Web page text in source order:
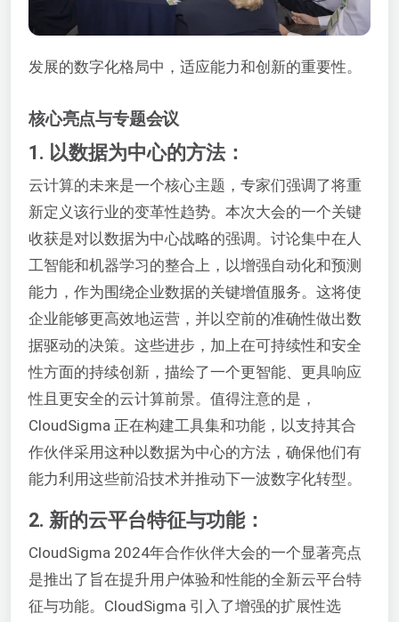
发展的数字化格局中，适应能力和创新的重要性。
核心亮点与专题会议
1. 以数据为中心的方法：
云计算的未来是一个核心主题，专家们强调了将重
新定义该行业的变革性趋势。本次大会的一个关键
收获是对以数据为中心战略的强调。讨论集中在人
工智能和机器学习的整合上，以增强自动化和预测
能力，作为围绕企业数据的关键增值服务。这将使
企业能够更高效地运营，并以空前的准确性做出数
据驱动的决策。这些进步，加上在可持续性和安全
性方面的持续创新，描绘了一个更智能、更具响应
性且更安全的云计算前景。值得注意的是，
CloudSigma 正在构建工具集和功能，以支持其合
作伙伴采用这种以数据为中心的方法，确保他们有
能力利用这些前沿技术并推动下一波数字化转型。
2. 新的云平台特征与功能：
CloudSigma 2024年合作伙伴大会的一个显著亮点
是推出了旨在提升用户体验和性能的全新云平台特
征与功能。CloudSigma 引入了增强的扩展性选